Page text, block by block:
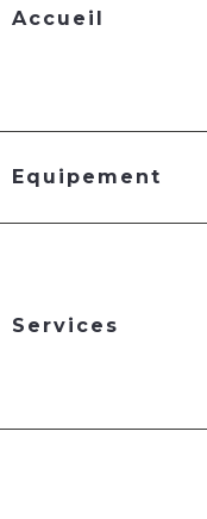
Accueil
Equipement
Services